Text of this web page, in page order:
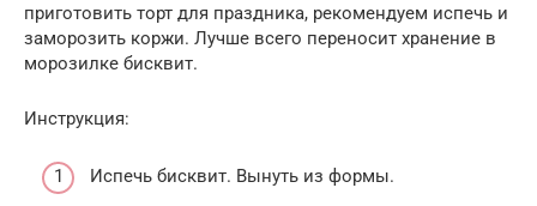
приготовить торт для праздника, рекомендуем испечь и
заморозить коржи. Лучше всего переносит хранение в
морозилке бисквит.
Инструкция:
Испечь бисквит. Вынуть из формы.